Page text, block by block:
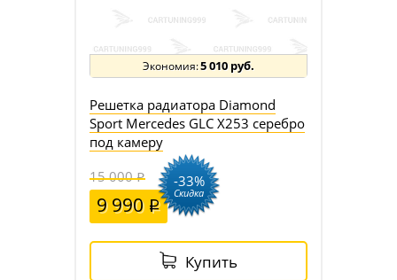
5 010 руб.
Решетка радиатора Diamond
Sport Mercedes GLC X253 серебро
под камеру
15 000
9 990
-33%
Скидка
Купить